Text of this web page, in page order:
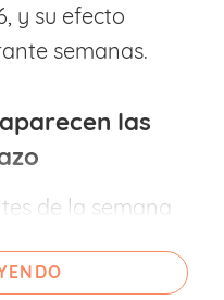
y su efecto
semanas.
las
de la semana
de tiempo